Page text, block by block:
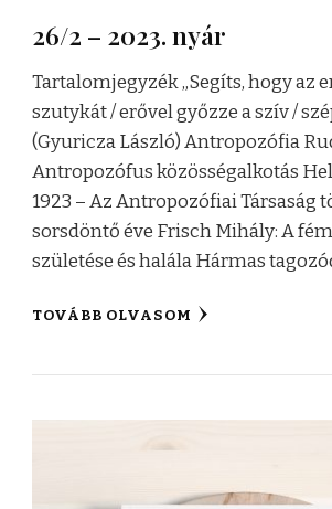
26/2 – 2023. nyár
Tartalomjegyzék „Segíts, hogy az
szutykát / erővel győzze a szív /
(Gyuricza László) Antropozófia
Antropozófus közösségalkotás
1923 – Az Antropozófiai Társaság
sorsdöntő éve Frisch Mihály: A
születése és halála Hármas
TOVÁBB OLVASOM